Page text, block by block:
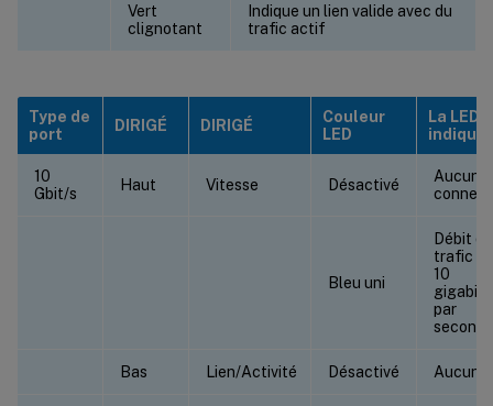
Vert
clignotant
Indique un lien valide avec du
trafic actif
Type de
port
DIRIGÉ DIRIGÉ
Couleur
LED
La LED
indique
10
Gbit/s
Haut Vitesse Désactivé
Aucune
Bleu uni
Débit de
trafic de
10
gigabits
par
seconde
Bas Lien/Activité Désactivé Aucun